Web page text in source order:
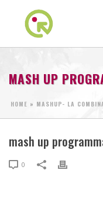
MASH UP
HOME » MASHUP- LA
mash up
0